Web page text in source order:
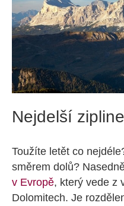
Nejdelší
Toužíte letět co
směrem dolů?
v Evropě, který vede z
Dolomitech. Je